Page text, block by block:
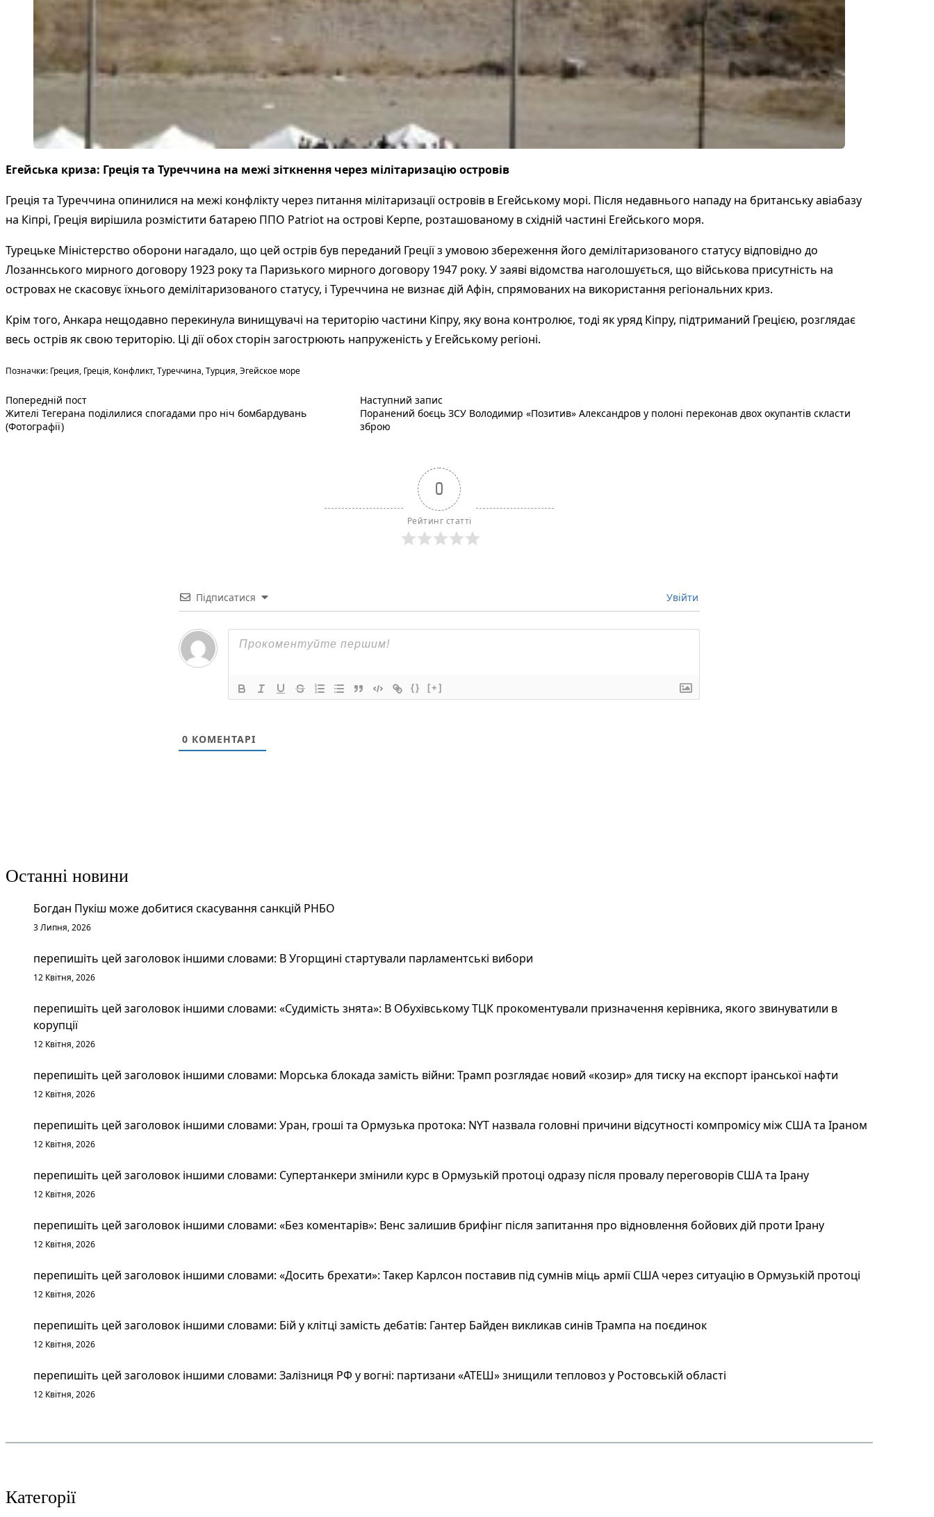
Егейська криза: Греція та Туреччина на межі зіткнення через мілітаризацію островів
Греція та Туреччина опинилися на межі конфлікту через питання мілітаризації островів в Егейському морі. Після недавнього нападу на британську авіабазу
на Кіпрі, Греція вирішила розмістити батарею ППО Patriot на острові Керпе, розташованому в східній частині Егейського моря.
Турецьке Міністерство оборони нагадало, що цей острів був переданий Греції з умовою збереження його демілітаризованого статусу відповідно до
Лозаннського мирного договору 1923 року та Паризького мирного договору 1947 року. У заяві відомства наголошується, що військова присутність на
островах не скасовує їхнього демілітаризованого статусу, і Туреччина не визнає дій Афін, спрямованих на використання регіональних криз.
Крім того, Анкара нещодавно перекинула винищувачі на територію частини Кіпру, яку вона контролює, тоді як уряд Кіпру, підтриманий Грецією, розглядає
весь острів як свою територію. Ці дії обох сторін загострюють напруженість у Егейському регіоні.
Теги:
Позначки: Греция, Греція, Конфликт,Туреччина,Турция,Эгейское море
Навігація
записів
Попередній постПопередній запис:
Жителі Тегерана поділилися спогадами про ніч бомбардувань
(Фотографії)
Наступний записНаступний пост :
Поранений боєць ЗСУ Володимир «Позитив» Александров у полоні переконав двох окупантів скласти
зброю
0
Рейтинг статті
Підписатися Увійти
{} [+]
0 КОМЕНТАРІ
Останні новини
Богдан Пукіш може добитися скасування санкцій РНБО
3 Липня, 2026
перепишіть цей заголовок іншими словами: В Угорщині стартували парламентські вибори
12 Квітня, 2026
перепишіть цей заголовок іншими словами: «Судимість знята»: В Обухівському ТЦК прокоментували призначення керівника, якого звинуватили в
корупції
12 Квітня, 2026
перепишіть цей заголовок іншими словами: Морська блокада замість війни: Трамп розглядає новий «козир» для тиску на експорт іранської нафти
12 Квітня, 2026
перепишіть цей заголовок іншими словами: Уран, гроші та Ормузька протока: NYT назвала головні причини відсутності компромісу між США та Іраном
12 Квітня, 2026
перепишіть цей заголовок іншими словами: Супертанкери змінили курс в Ормузькій протоці одразу після провалу переговорів США та Ірану
12 Квітня, 2026
перепишіть цей заголовок іншими словами: «Без коментарів»: Венс залишив брифінг після запитання про відновлення бойових дій проти Ірану
12 Квітня, 2026
перепишіть цей заголовок іншими словами: «Досить брехати»: Такер Карлсон поставив під сумнів міць армії США через ситуацію в Ормузькій протоці
12 Квітня, 2026
перепишіть цей заголовок іншими словами: Бій у клітці замість дебатів: Гантер Байден викликав синів Трампа на поєдинок
12 Квітня, 2026
перепишіть цей заголовок іншими словами: Залізниця РФ у вогні: партизани «АТЕШ» знищили тепловоз у Ростовській області
12 Квітня, 2026
Категорії